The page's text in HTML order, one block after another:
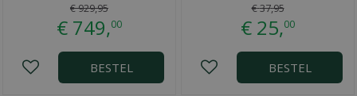
€929,95
€ 749,00
BESTEL
€37,95
€ 25,00
BESTEL